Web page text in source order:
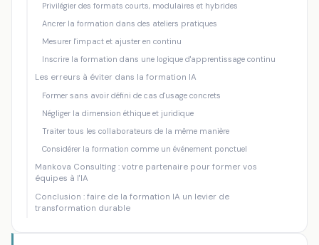
Privilégier des formats courts, modulaires et hybrides
Ancrer la formation dans des ateliers pratiques
Mesurer l'impact et ajuster en continu
Inscrire la formation dans une logique d'apprentissage continu
Les erreurs à éviter dans la formation IA
Former sans avoir défini de cas d'usage concrets
Négliger la dimension éthique et juridique
Traiter tous les collaborateurs de la même manière
Considérer la formation comme un événement ponctuel
Mankova Consulting : votre partenaire pour former vos
équipes à l'IA
Conclusion : faire de la formation IA un levier de
transformation durable